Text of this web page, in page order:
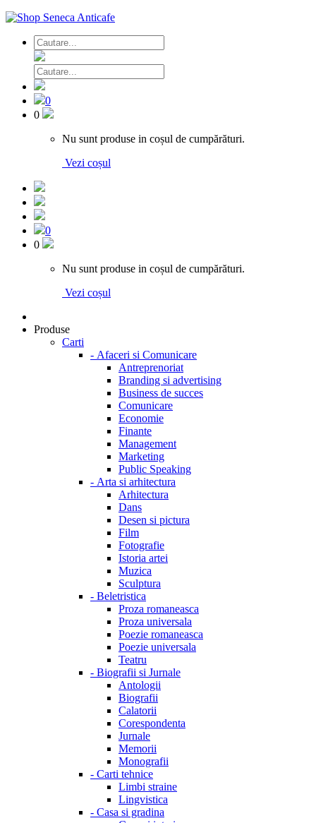
0
0
Nu sunt produse in coșul de cumpărături.
Vezi coșul
0
0
Nu sunt produse in coșul de cumpărături.
Vezi coșul
Produse
Carti
- Afaceri si Comunicare
Antreprenoriat
Branding si advertising
Business de succes
Comunicare
Economie
Finante
Management
Marketing
Public Speaking
- Arta si arhitectura
Arhitectura
Dans
Desen si pictura
Film
Fotografie
Istoria artei
Muzica
Sculptura
- Beletristica
Proza romaneasca
Proza universala
Poezie romaneasca
Poezie universala
Teatru
- Biografii si Jurnale
Antologii
Biografii
Calatorii
Corespondenta
Jurnale
Memorii
Monografii
- Carti tehnice
Limbi straine
Lingvistica
- Casa si gradina